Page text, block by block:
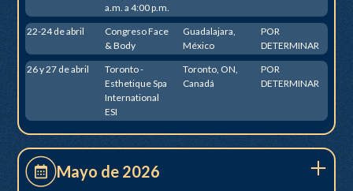
a.m. a 4:00 p.m.
22-24 de abril
Congreso Face
& Body
Guadalajara,
México
POR
DETERMINAR
26 y 27 de abril
Toronto -
Esthetique Spa
International
ESI
Toronto, ON,
Canadá
POR
DETERMINAR
Mayo de 2026